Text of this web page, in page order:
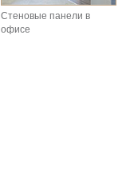
Стеновые панели в
офисе